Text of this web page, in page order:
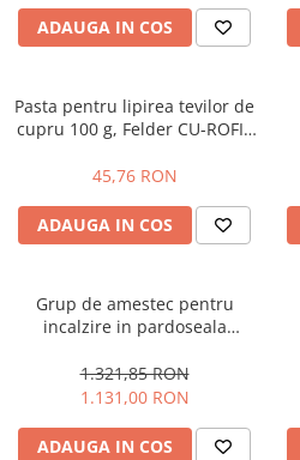
ADAUGA IN COS
Pasta pentru lipirea tevilor de
cupru 100 g, Felder CU-ROFIX
45,76 RON
ADAUGA IN COS
Grup de amestec pentru
incalzire in pardoseala
capilar , cu pompa Wilo Yonos
Para
1.321,85 RON
1.131,00 RON
ADAUGA IN COS